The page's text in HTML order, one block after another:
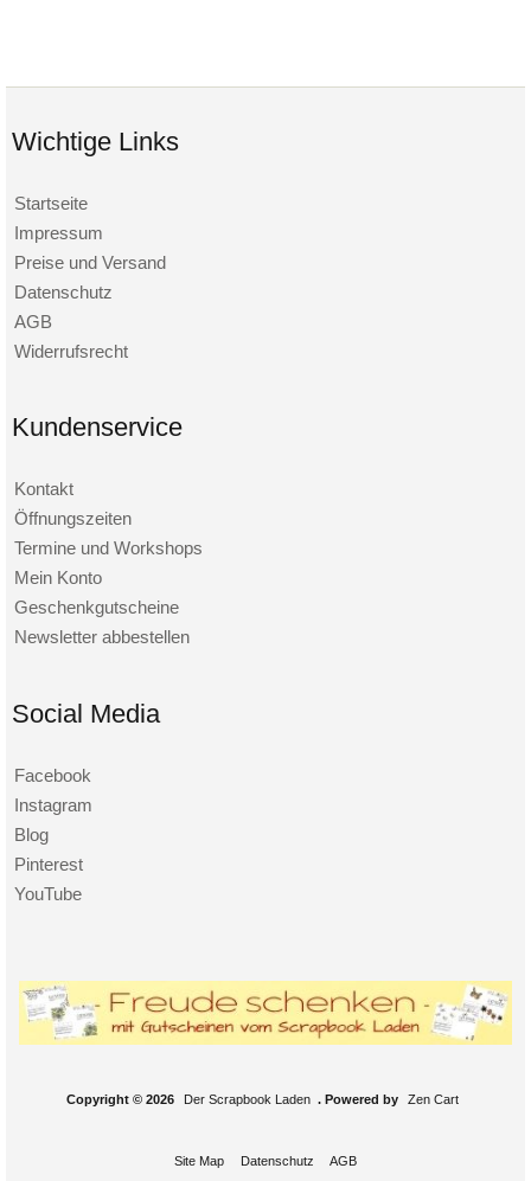
Wichtige Links
Startseite
Impressum
Preise und Versand
Datenschutz
AGB
Widerrufsrecht
Kundenservice
Kontakt
Öffnungszeiten
Termine und Workshops
Mein Konto
Geschenkgutscheine
Newsletter abbestellen
Social Media
Facebook
Instagram
Blog
Pinterest
YouTube
Copyright © 2026 Der Scrapbook Laden . Powered by Zen Cart
Site Map Datenschutz AGB